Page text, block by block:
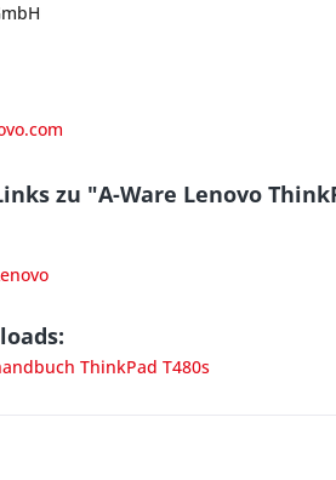
zu "A-Ware Lenovo
ThinkPad T480s